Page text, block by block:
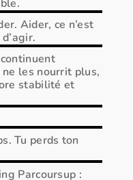
Aider, ce n’est
ne les nourrit plus,
stabilité et
Tu perds ton
Parcoursup :